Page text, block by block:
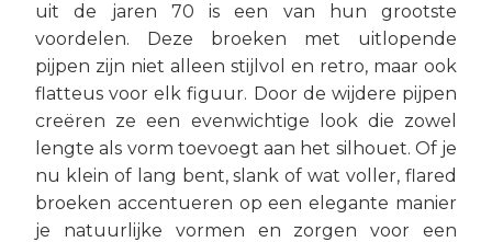
uit de jaren 70 is een van hun grootste
voordelen. Deze broeken met uitlopende
pijpen zijn niet alleen stijlvol en retro, maar ook
flatteus voor elk figuur. Door de wijdere pijpen
creëren ze een evenwichtige look die zowel
lengte als vorm toevoegt aan het silhouet. Of je
nu klein of lang bent, slank of wat voller, flared
broeken accentueren op een elegante manier
je natuurlijke vormen en zorgen voor een